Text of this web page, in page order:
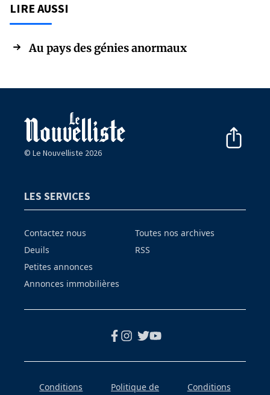
LIRE AUSSI
Au pays des génies anormaux
© Le Nouvelliste 2026
LES SERVICES
Contactez nous
Deuils
Petites annonces
Annonces immobilières
Toutes nos archives
RSS
Conditions
Politique de
Conditions